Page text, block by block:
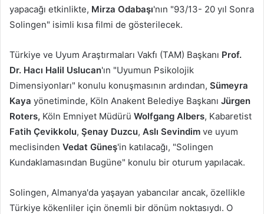
yapacağı etkinlikte, Mirza Odabaşı'nın "93/13- 20 yıl Sonra
Solingen" isimli kısa filmi de gösterilecek.
Türkiye ve Uyum Araştırmaları Vakfı (TAM) Başkanı Prof.
Dr. Hacı Halil Uslucan'ın "Uyumun Psikolojik
Dimensiyonları" konulu konuşmasının ardından, Sümeyra
Kaya yönetiminde, Köln Anakent Belediye Başkanı Jürgen
Roters, Köln Emniyet Müdürü Wolfgang Albers, Kabaretist
Fatih Çevikkolu, Şenay Duzcu, Aslı Sevindim ve uyum
meclisinden Vedat Güneş'in katılacağı, "Solingen
Kundaklamasından Bugüne" konulu bir oturum yapılacak.
Solingen, Almanya'da yaşayan yabancılar ancak, özellikle
Türkiye kökenliler için önemli bir dönüm noktasıydı. O